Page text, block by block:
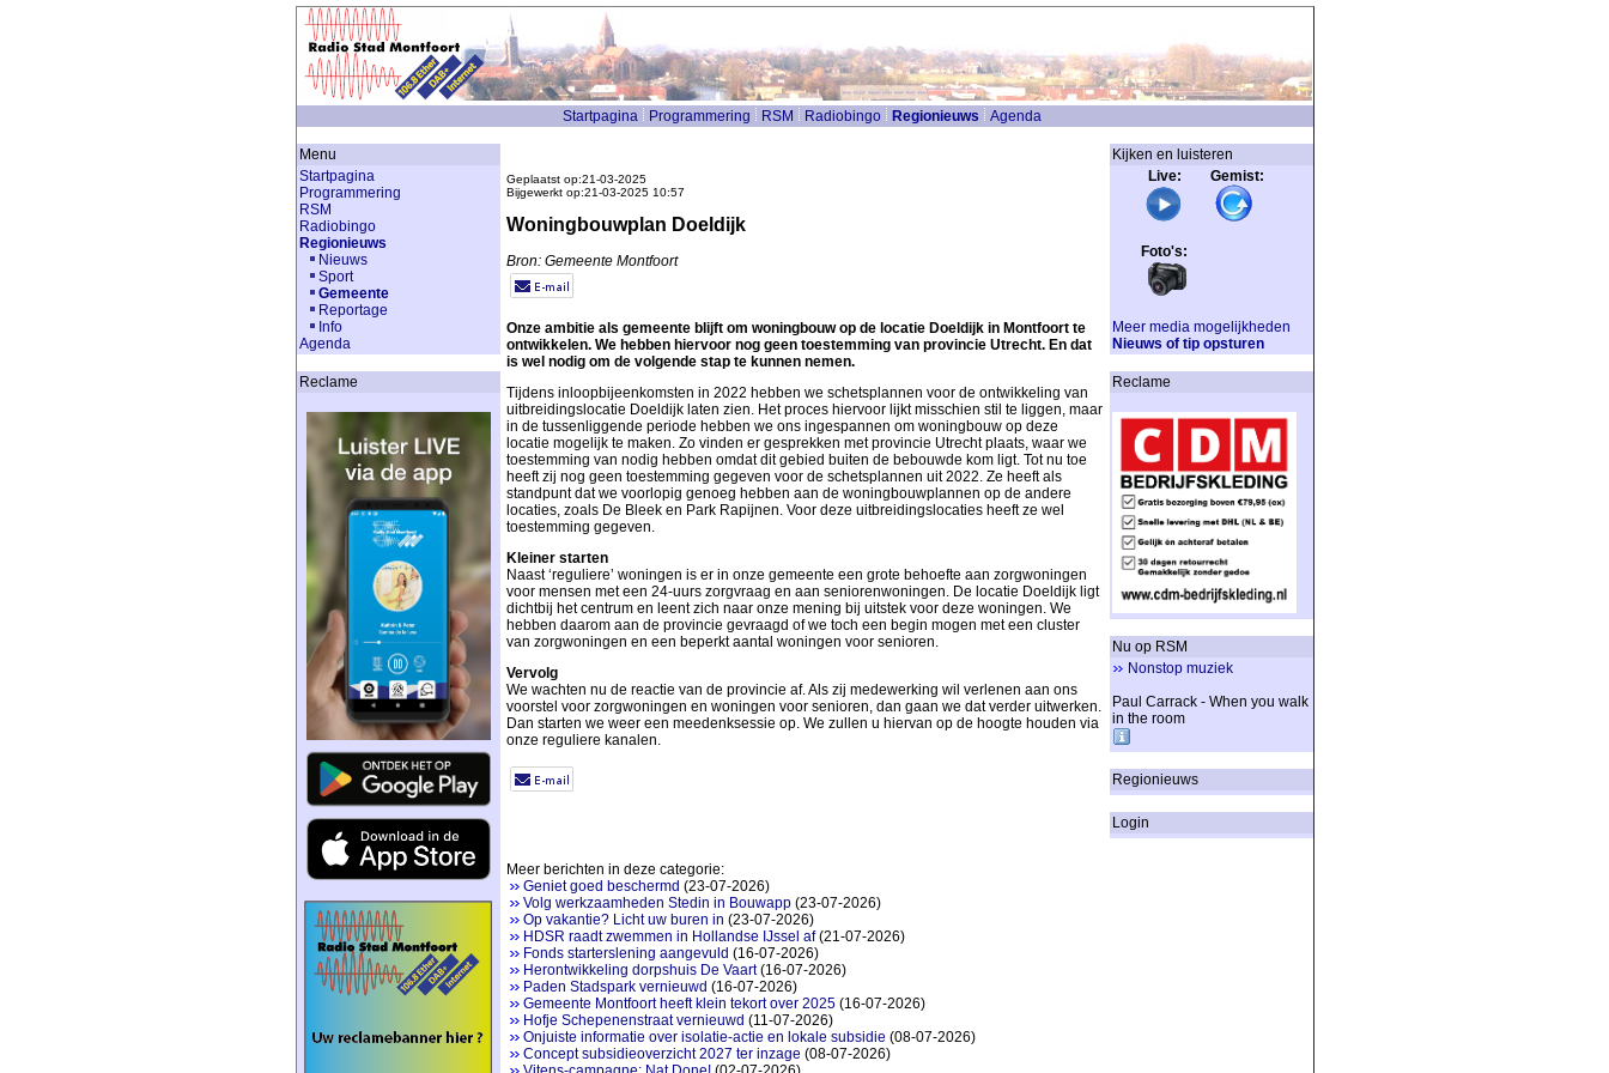
Startpagina Programmering RSM Radiobingo Regionieuws Agenda
Menu
Startpagina
Programmering
RSM
Radiobingo
Regionieuws
Nieuws
Sport
Gemeente
Reportage
Info
Agenda
Reclame
Geplaatst op:21-03-2025
Bijgewerkt op:21-03-2025 10:57
Woningbouwplan Doeldijk
Bron: Gemeente Montfoort
Onze ambitie als gemeente blijft om woningbouw op de locatie Doeldijk in Montfoort te
ontwikkelen. We hebben hiervoor nog geen toestemming van provincie Utrecht. En dat
is wel nodig om de volgende stap te kunnen nemen.
Tijdens inloopbijeenkomsten in 2022 hebben we schetsplannen voor de ontwikkeling van
uitbreidingslocatie Doeldijk laten zien. Het proces hiervoor lijkt misschien stil te liggen, maar
in de tussenliggende periode hebben we ons ingespannen om woningbouw op deze
locatie mogelijk te maken. Zo vinden er gesprekken met provincie Utrecht plaats, waar we
toestemming van nodig hebben omdat dit gebied buiten de bebouwde kom ligt. Tot nu toe
heeft zij nog geen toestemming gegeven voor de schetsplannen uit 2022. Ze heeft als
standpunt dat we voorlopig genoeg hebben aan de woningbouwplannen op de andere
locaties, zoals De Bleek en Park Rapijnen. Voor deze uitbreidingslocaties heeft ze wel
toestemming gegeven.
Kleiner starten
Naast ‘reguliere’ woningen is er in onze gemeente een grote behoefte aan zorgwoningen
voor mensen met een 24-uurs zorgvraag en aan seniorenwoningen. De locatie Doeldijk ligt
dichtbij het centrum en leent zich naar onze mening bij uitstek voor deze woningen. We
hebben daarom aan de provincie gevraagd of we toch een begin mogen met een cluster
van zorgwoningen en een beperkt aantal woningen voor senioren.
Vervolg
We wachten nu de reactie van de provincie af. Als zij medewerking wil verlenen aan ons
voorstel voor zorgwoningen en woningen voor senioren, dan gaan we dat verder uitwerken.
Dan starten we weer een meedenksessie op. We zullen u hiervan op de hoogte houden via
onze reguliere kanalen.
Meer berichten in deze categorie:
Geniet goed beschermd (23-07-2026)
Volg werkzaamheden Stedin in Bouwapp(23-07-2026)
Op vakantie? Licht uw buren in (23-07-2026)
HDSR raadt zwemmen in Hollandse IJssel af(21-07-2026)
Fonds starterslening aangevuld (16-07-2026)
Herontwikkeling dorpshuis De Vaart(16-07-2026)
Paden Stadspark vernieuwd (16-07-2026)
Gemeente Montfoort heeft klein tekort over 2025(16-07-2026)
Hofje Schepenenstraat vernieuwd (11-07-2026)
Onjuiste informatie over isolatie-actie en lokale subsidie (08-07-2026)
Concept subsidieoverzicht 2027 ter inzage (08-07-2026)
Kijken en luisteren
Live: Gemist:
Foto's:
Meer media mogelijkheden
Nieuws of tip opsturen
Reclame
Nu op RSM
Nonstop muziek
Paul Carrack - When you walk
in the room
Regionieuws
Login